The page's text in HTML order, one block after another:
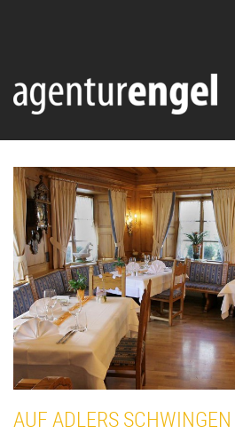
AUF ADLERS